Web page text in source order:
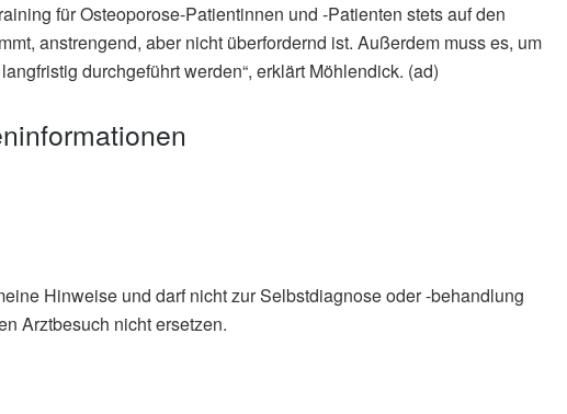
für Osteoporose-Patientinnen und -Patienten stets auf den
anstrengend, aber nicht überfordernd ist. Außerdem muss es, um
durchgeführt werden“, erklärt Möhlendick. (ad)
Hinweise und darf nicht zur Selbstdiagnose oder -behandlung
Arztbesuch nicht ersetzen.